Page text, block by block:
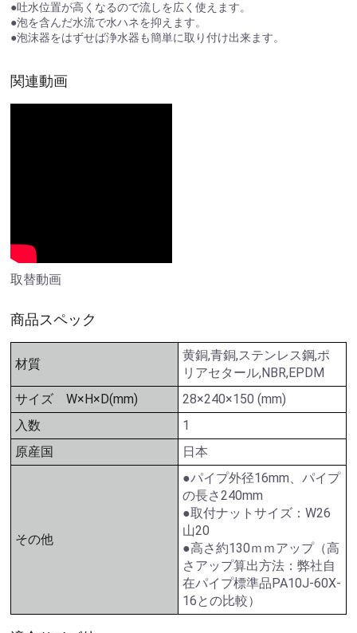
●吐水位置が高くなるので流しを広く使えます。
●泡を含んだ水流で水ハネを抑えます。
●泡沫器をはずせば浄水器も簡単に取り付け出来ます。
関連動画
取替動画
商品スペック
材質
黄銅,青銅,ステンレス鋼,ポ
リアセタール,NBR,EPDM
サイズ W×H×D(mm)
28×240×150 (mm)
入数
1
原産国
日本
その他
●パイプ外径16mm、パイプ
の長さ240mm
●取付ナットサイズ：W26
山20
●高さ約130ｍｍアップ（高
さアップ算出方法：弊社自
在パイプ標準品PA10J-60X-
16との比較）